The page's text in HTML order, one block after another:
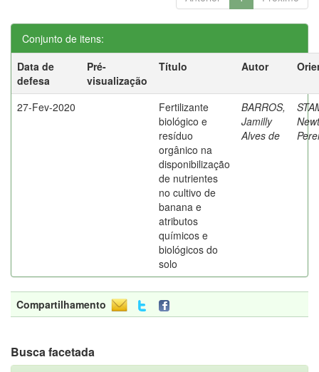
Conjunto de itens:
Data de
defesa
Pré-
visualização
Título Autor
27-Fev-2020
Fertilizante
biológico e
resíduo
orgânico na
disponibilização
de nutrientes
no cultivo de
banana e
atributos
químicos e
biológicos do
solo
BARROS,
Jamilly
Alves de
Compartilhamento
Busca facetada